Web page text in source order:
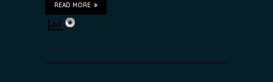
READ MORE